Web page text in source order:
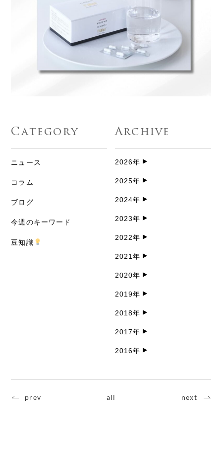
Category
ニュース
コラム
ブログ
今週のキーワード
豆知識
Archive
2026年
2025年
2024年
2023年
2022年
2021年
2020年
2019年
2018年
2017年
2016年
prev all next